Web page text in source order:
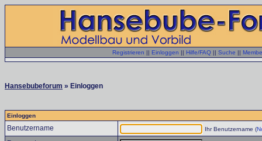
Registrieren || Einloggen || Hilfe/FAQ || Suche ||
Hansebubeforum » Einloggen
Einloggen
Benutzername Ihr Benutzername (